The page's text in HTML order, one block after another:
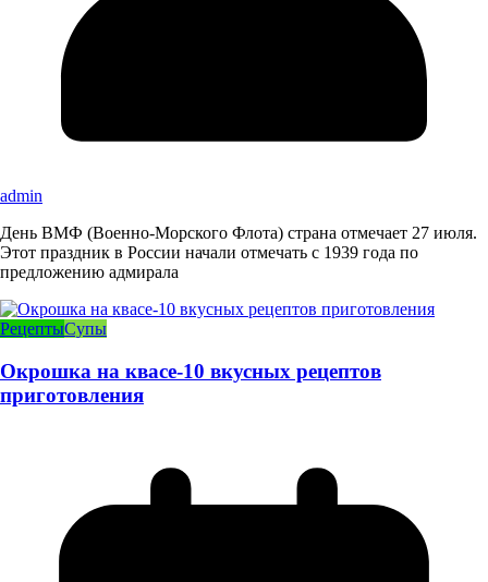
admin
День ВМФ (Военно-Морского Флота) страна отмечает 27 июля.
Этот праздник в России начали отмечать с 1939 года по
предложению адмирала
РецептыСупы
Окрошка на квасе-10 вкусных рецептов
приготовления